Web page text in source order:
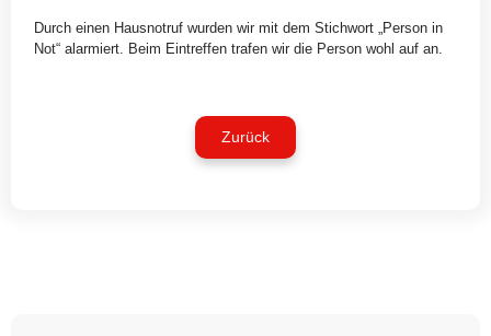
Durch einen Hausnotruf wurden wir mit dem Stichwort „Person in
Not“ alarmiert. Beim Eintreffen trafen wir die Person wohl auf an.
Zurück